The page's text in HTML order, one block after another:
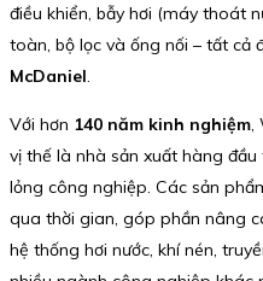
điều khiển, bẫy hơi (máy thoát
toàn, bộ lọc và ống nối – tất cả
McDaniel
Với hơn 140 năm kinh nghiệm
vị thế là nhà sản xuất hàng
lỏng công nghiệp. Các sản
qua thời gian, góp phần nâng
hệ thống hơi nước, khí nén,